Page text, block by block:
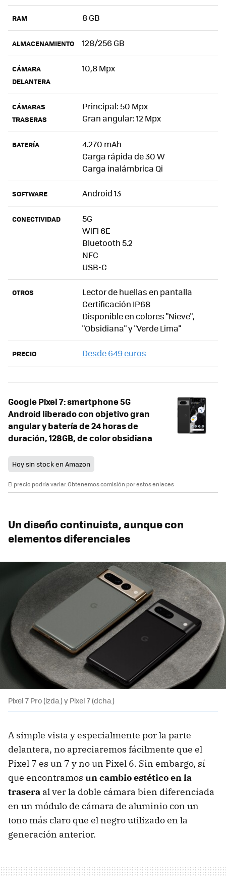
RAM 8 GB
ALMACENAMIENTO 128/256 GB
CÁMARA
DELANTERA
10,8 Mpx
CÁMARAS
TRASERAS
Principal: 50 Mpx
Gran angular: 12 Mpx
BATERÍA
4.270 mAh
Carga rápida de 30 W
Carga inalámbrica Qi
SOFTWARE Android 13
CONECTIVIDAD
5G
WiFi 6E
Bluetooth 5.2
NFC
USB-C
OTROS
Lector de huellas en pantalla
Certificación IP68
Disponible en colores "Nieve",
"Obsidiana" y "Verde Lima"
PRECIO Desde 649 euros
Google Pixel 7: smartphone 5G
Android liberado con objetivo gran
angular y batería de 24 horas de
duración, 128GB, de color obsidiana
Hoy sin stock en Amazon
El precio podría variar. Obtenemos comisión por estos enlaces
Un diseño continuista, aunque con
elementos diferenciales
Pixel 7 Pro (izda.) y Pixel 7 (dcha.)
A simple vista y especialmente por la parte
delantera, no apreciaremos fácilmente que el
Pixel 7 es un 7 y no un Pixel 6. Sin embargo, sí
que encontramos un cambio estético en la
trasera al ver la doble cámara bien diferenciada
en un módulo de cámara de aluminio con un
tono más claro que el negro utilizado en la
generación anterior.